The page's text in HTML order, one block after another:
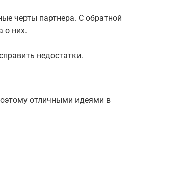
черты партнера. С обратной
о них.
недостатки.
отличными идеями в